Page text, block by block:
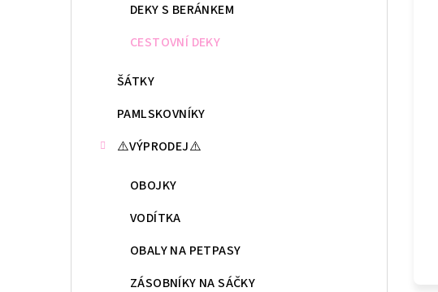
DEKY S BERÁNKEM
CESTOVNÍ DEKY
ŠÁTKY
PAMLSKOVNÍKY
⚠️VÝPRODEJ⚠️
OBOJKY
VODÍTKA
OBALY NA PETPASY
ZÁSOBNÍKY NA SÁČKY